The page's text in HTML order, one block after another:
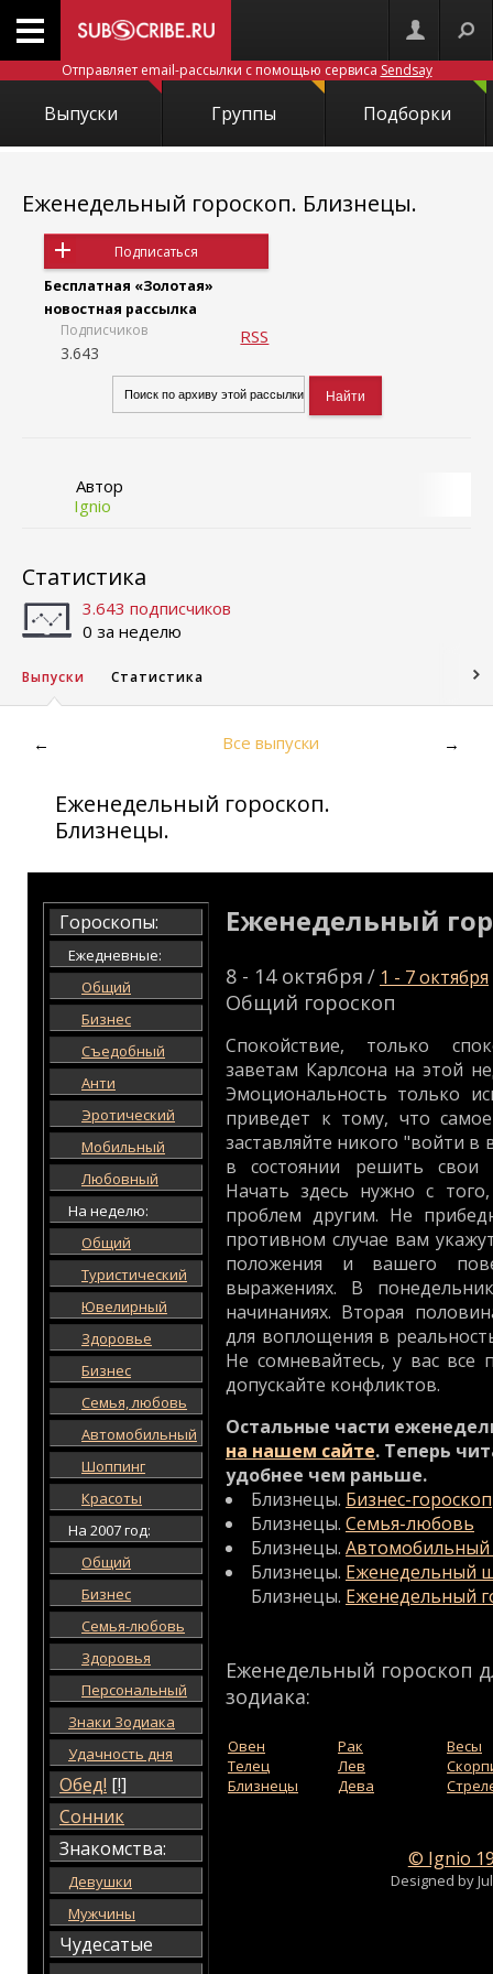
Отправляет email-рассылки с помощью сервиса Sendsay
Выпуски Группы Подборки
Еженедельный гороскоп. Близнецы.
Подписаться
Бесплатная «Золотая»
новостная рассылка
Подписчиков
3.643
RSS
Автор
Ignio
Статистика
3.643 подписчиков
0 за неделю
Выпуски Статистика
← Все выпуски →
Еженедельный гороскоп.
Близнецы.
Гороскопы:
Ежедневные:
Общий
Бизнес
Съедобный
Анти
Эротический
Мобильный
Любовный
На неделю:
Общий
Туристический
Ювелирный
Здоровье
Бизнес
Семья, любовь
Автомобильный
Шоппинг
Красоты
На 2007 год:
Общий
Бизнес
Семья-любовь
Здоровья
Персональный
Знаки Зодиака
Удачность дня
Обед! [!]
Сонник
Знакомства:
Девушки
Мужчины
Чудесатые
Еженедельный
8 - 14 октября / 1 - 7 октября
Общий гороскоп
Спокойствие, только
заветам Карлсона на этой
Эмоциональность только
приведет к тому, что
заставляйте никого "войти
в состоянии решить свои
Начать здесь нужно с
проблем другим. Не
противном случае вам
положения и вашего
выражениях. В
начинаниях. Вторая
для воплощения в
Не сомневайтесь, у вас все
допускайте конфликтов.
Остальные части
на нашем сайте. Теперь
удобнее чем раньше.
Близнецы. Бизнес-гороскоп
Близнецы. Семья-любовь
Близнецы. Автомобильный
Близнецы. Еженедельный
Близнецы. Еженедельный
Еженедельный гороскоп
зодиака:
Овен
Телец
Близнецы
Рак
Лев
Дева
Весы
© Ignio
Designed by